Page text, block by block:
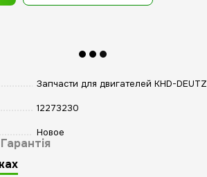
Запчасти для двигателей KHD-DEUTZ
12273230
Новое
Гарантія